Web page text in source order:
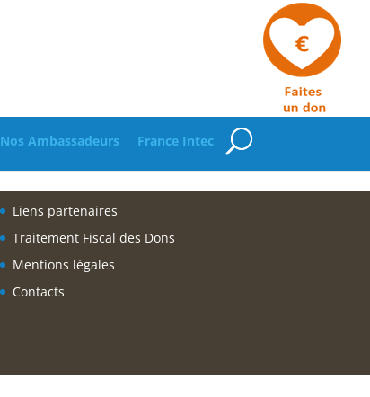
Nos Ambassadeurs France Intec
Liens partenaires
Traitement Fiscal des Dons
Mentions légales
Contacts